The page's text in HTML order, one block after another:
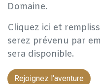
Domaine.
Cliquez ici et
serez prévenu par
sera disponible.
Rejoignez l'aventure